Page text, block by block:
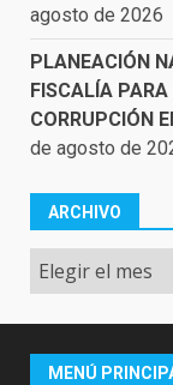
agosto de 2026
PLANEACIÓN
FISCALÍA
CORRUPCIÓN
de agosto de
ARCHIVO
Archivo
MENÚ